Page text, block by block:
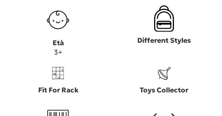
Età
3+
Different Styles
Fit For Rack Toys Collector